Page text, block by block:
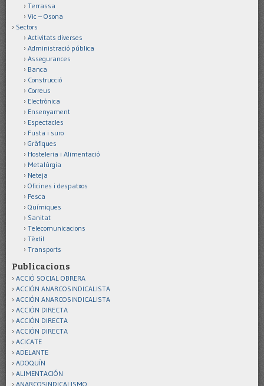
Terrassa
Vic – Osona
Sectors
Activitats diverses
Administració pública
Assegurances
Banca
Construcció
Correus
Electrònica
Ensenyament
Espectacles
Fusta i suro
Gràfiques
Hosteleria i Alimentació
Metalúrgia
Neteja
Oficines i despatxos
Pesca
Químiques
Sanitat
Telecomunicacions
Tèxtil
Transports
Publicacions
ACCIÓ SOCIAL OBRERA
ACCIÓN ANARCOSINDICALISTA
ACCIÓN ANARCOSINDICALISTA
ACCIÓN DIRECTA
ACCIÓN DIRECTA
ACCIÓN DIRECTA
ACICATE
ADELANTE
ADOQUÍN
ALIMENTACIÓN
ANARCOSINDICALISMO